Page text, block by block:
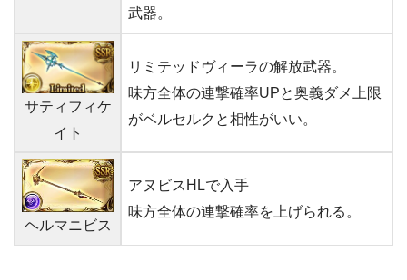
武器。
サティフィケ
イト
リミテッドヴィーラの解放武器。
味方全体の連撃確率UPと奥義ダメ上限
がベルセルクと相性がいい。
ヘルマニビス
アヌビスHLで入手
味方全体の連撃確率を上げられる。